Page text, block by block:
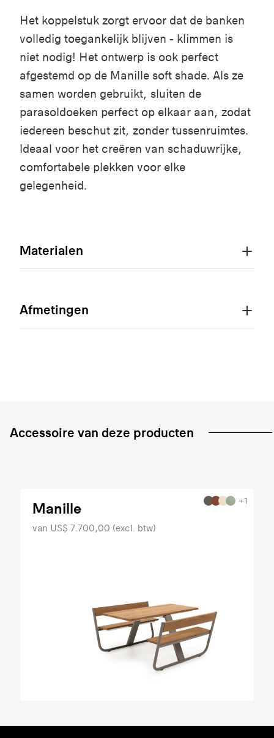
Het koppelstuk zorgt ervoor dat de banken
volledig toegankelijk blijven - klimmen is
niet nodig! Het ontwerp is ook perfect
afgestemd op de Manille soft shade. Als ze
samen worden gebruikt, sluiten de
parasoldoeken perfect op elkaar aan, zodat
iedereen beschut zit, zonder tussenruimtes.
Ideaal voor het creëren van schaduwrijke,
comfortabele plekken voor elke
gelegenheid.
Materialen
Afmetingen
Accessoire van deze producten
+1
Manille
van US$ 7.700,00 (excl. btw)